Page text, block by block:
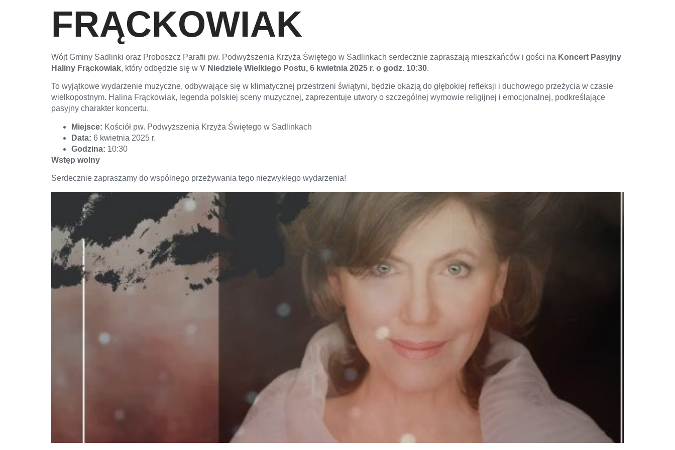
FRĄCKOWIAK
Wójt Gminy Sadlinki oraz Proboszcz Parafii pw. Podwyższenia Krzyża Świętego w Sadlinkach serdecznie zapraszają mieszkańców i gości na Koncert Pasyjny
Haliny Frąckowiak, który odbędzie się w V Niedzielę Wielkiego Postu, 6 kwietnia 2025 r. o godz. 10:30.
To wyjątkowe wydarzenie muzyczne, odbywające się w klimatycznej przestrzeni świątyni, będzie okazją do głębokiej refleksji i duchowego przeżycia w czasie
wielkopostnym. Halina Frąckowiak, legenda polskiej sceny muzycznej, zaprezentuje utwory o szczególnej wymowie religijnej i emocjonalnej, podkreślające
pasyjny charakter koncertu.
Miejsce: Kościół pw. Podwyższenia Krzyża Świętego w Sadlinkach
Data: 6 kwietnia 2025 r.
Godzina: 10:30
Wstęp wolny
Serdecznie zapraszamy do wspólnego przeżywania tego niezwykłego wydarzenia!